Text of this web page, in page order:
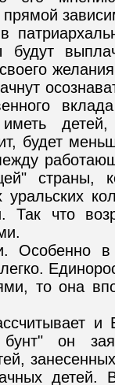
будут
детей,
будет
страны,
Так что
то она
он
детей.